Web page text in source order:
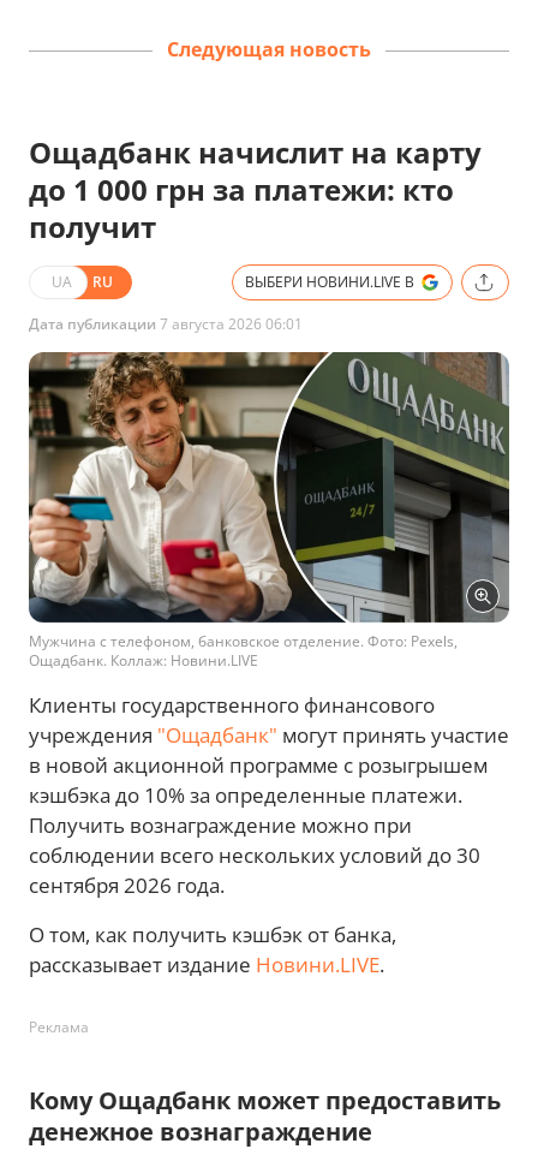
Следующая новость
Ощадбанк начислит на карту
до 1 000 грн за платежи: кто
получит
UA RU ВЫБЕРИ НОВИНИ.LIVE В
Дата публикации 7 августа 2026 06:01
Мужчина с телефоном, банковское отделение. Фото: Pexels,
Ощадбанк. Коллаж: Новини.LIVE
Клиенты государственного финансового
учреждения "Ощадбанк" могут принять участие
в новой акционной программе с розыгрышем
кэшбэка до 10% за определенные платежи.
Получить вознаграждение можно при
соблюдении всего нескольких условий до 30
сентября 2026 года.
О том, как получить кэшбэк от банка,
рассказывает издание Новини.LIVE.
Реклама
Кому Ощадбанк может предоставить
денежное вознаграждение